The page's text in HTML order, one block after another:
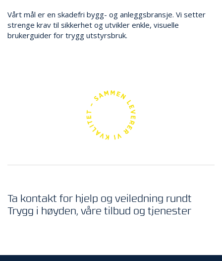
Vårt mål er en skadefri bygg- og anleggsbransje. Vi setter
strenge krav til sikkerhet og utvikler enkle, visuelle
brukerguider for trygg utstyrsbruk.
Ta kontakt for hjelp og veiledning rundt
Trygg i høyden, våre tilbud og tjenester